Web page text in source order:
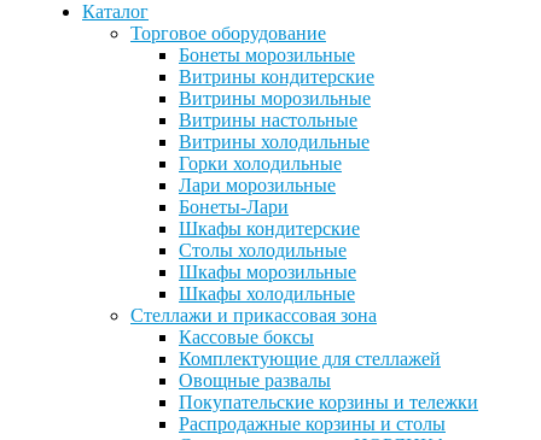
Каталог
Торговое оборудование
Бонеты морозильные
Витрины кондитерские
Витрины морозильные
Витрины настольные
Витрины холодильные
Горки холодильные
Лари морозильные
Бонеты-Лари
Шкафы кондитерские
Столы холодильные
Шкафы морозильные
Шкафы холодильные
Стеллажи и прикассовая зона
Кассовые боксы
Комплектующие для стеллажей
Овощные развалы
Покупательские корзины и тележки
Распродажные корзины и столы